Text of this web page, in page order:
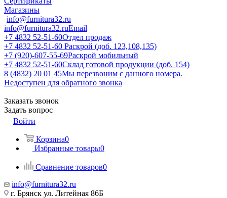
Магазины
info@furnitura32.ru
info@furnitura32.ruEmail
+7 4832 52-51-60Отдел продаж
+7 4832 52-51-60 Раскрой (доб. 123,108,135)
+7 (920)-607-55-69Раскрой мобильный
+7 4832 52-51-60Склад готовой продукции (доб. 154)
8 (4832) 20 01 45Мы перезвоним с данного номера.
Недоступен для обратного звонка
Заказать звонок
Задать вопрос
Войти
Корзина0
Избранные товары0
Сравнение товаров0
info@furnitura32.ru
г. Брянск ул. Литейная 86Б